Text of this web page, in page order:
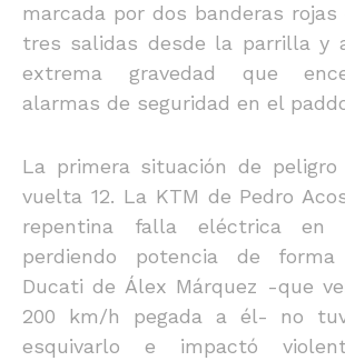
marcada por dos banderas rojas
tres salidas desde la parrilla y
extrema gravedad que
alarmas de seguridad en el
La primera situación de
vuelta 12. La KTM de Pedro
repentina falla eléctrica en
perdiendo potencia de
Ducati de Álex Márquez -que
200 km/h pegada a él- no
esquivarlo e impactó